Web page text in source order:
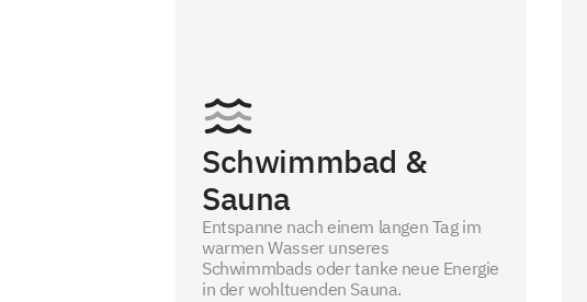
Schwimmbad &
Sauna
Entspanne nach einem langen Tag im
warmen Wasser unseres
Schwimmbads oder tanke neue Energie
in der wohltuenden Sauna.